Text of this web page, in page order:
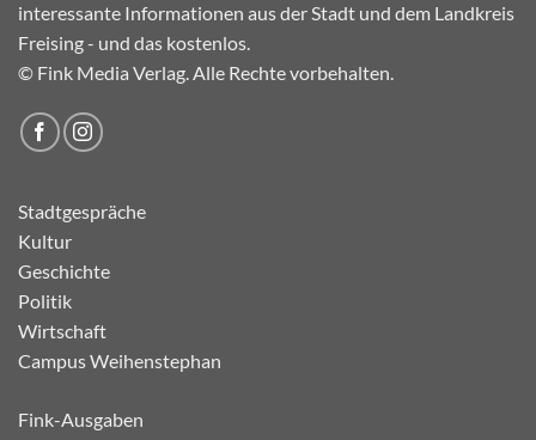
interessante Informationen aus der Stadt und dem Landkreis
Freising - und das kostenlos.
© Fink Media Verlag. Alle Rechte vorbehalten.
Stadtgespräche
Kultur
Geschichte
Politik
Wirtschaft
Campus Weihenstephan
Fink-Ausgaben